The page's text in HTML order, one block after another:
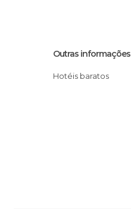
Outras informações
Hotéis baratos